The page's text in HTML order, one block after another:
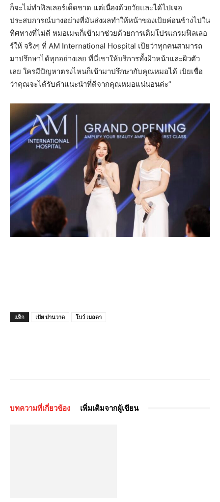
ก็จะไม่ทำฟิลเลอร์เด็ดขาด แต่เนื่องด้วยวัยและได้ไปเจอ
ประสบการณ์บางอย่างที่มันส่งผลทำให้หน้าของเป้ยค่อนข้างไปใน
ทิศทางที่ไม่ดี หมอเมฆก็เข้ามาช่วยด้วยการเติมโปรแกรมฟิลเลอ
ร์ให้ จริงๆ ที่ AM International Hospital เป้ยว่าทุกคนสามารถ
มาปรึกษาได้ทุกอย่างเลย ที่นี่เขาให้บริการทั้งผิวหน้าและผิวตัว
เลย ใครมีปัญหาตรงไหนก็เข้ามาปรึกษากับคุณหมอได้ เป้ยเชื่อ
ว่าคุณจะได้รับคำแนะนำที่ดีจากคุณหมอแน่นอนค่ะ”
แท็ก เป้ย ปานวาด โบว์ เมลดา
บทความที่เกี่ยวข้อง เพิ่มเติมจากผู้เขียน